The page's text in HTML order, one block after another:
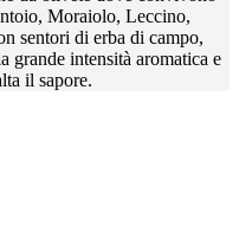
Moraiolo, Leccino,
sentori di erba di campo,
grande intensità aromatica e
il sapore.